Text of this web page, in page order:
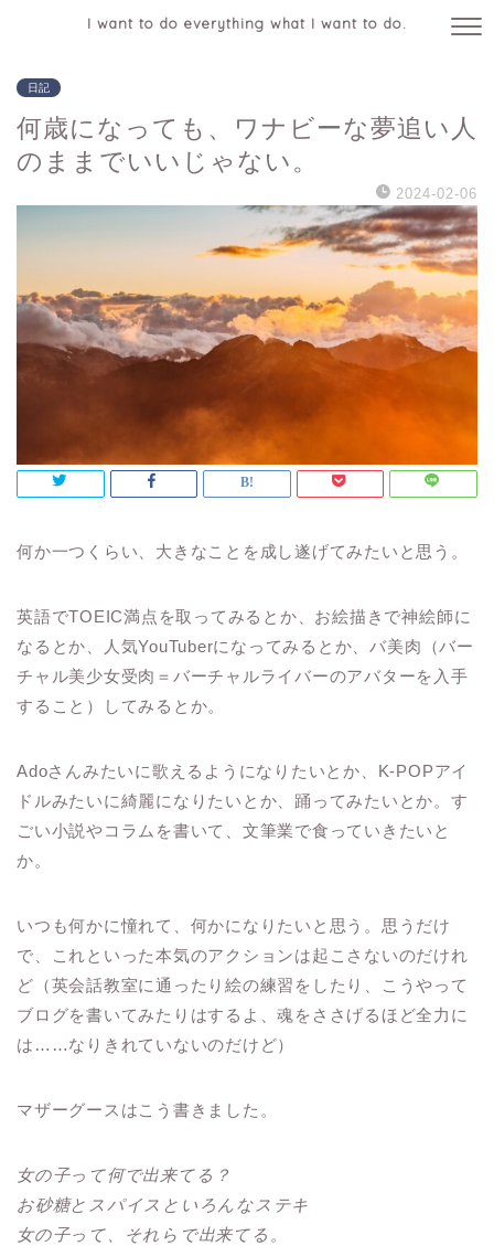
I want to do everything what I want to do.
日記
何歳になっても、ワナビーな夢追い人
のままでいいじゃない。
2024-02-06
何か一つくらい、大きなことを成し遂げてみたいと思う。
英語でTOEIC満点を取ってみるとか、お絵描きで神絵師に
なるとか、人気YouTuberになってみるとか、バ美肉（バー
チャル美少女受肉＝バーチャルライバーのアバターを入手
すること）してみるとか。
Adoさんみたいに歌えるようになりたいとか、K-POPアイ
ドルみたいに綺麗になりたいとか、踊ってみたいとか。す
ごい小説やコラムを書いて、文筆業で食っていきたいと
か。
いつも何かに憧れて、何かになりたいと思う。思うだけ
で、これといった本気のアクションは起こさないのだけれ
ど（英会話教室に通ったり絵の練習をしたり、こうやって
ブログを書いてみたりはするよ、魂をささげるほど全力に
は……なりきれていないのだけど）
マザーグースはこう書きました。
女の子って何で出来てる？
お砂糖とスパイスといろんなステキ
女の子って、それらで出来てる。